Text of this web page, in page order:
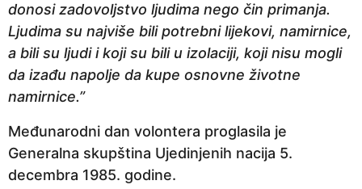
donosi zadovoljstvo ljudima nego čin primanja.
Ljudima su najviše bili potrebni lijekovi, namirnice,
a bili su ljudi i koji su bili u izolaciji, koji nisu mogli
da izađu napolje da kupe osnovne životne
namirnice.”
Međunarodni dan volontera proglasila je
Generalna skupština Ujedinjenih nacija 5.
decembra 1985. godine.